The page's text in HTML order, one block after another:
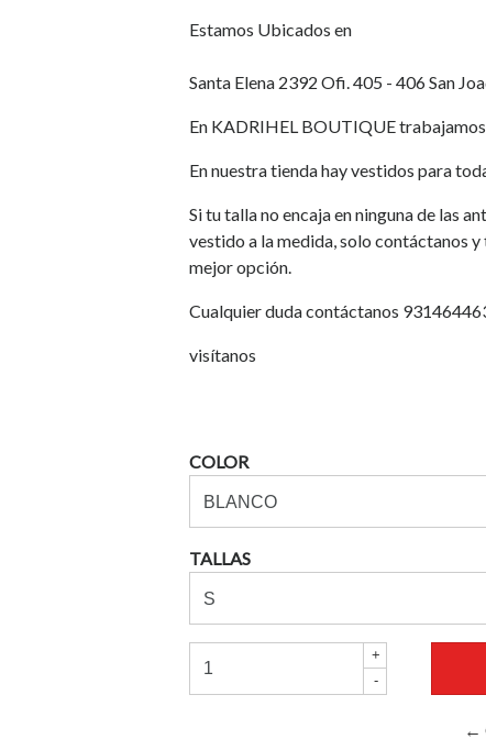
Estamos Ubicados en
Santa Elena 2392 Ofi. 405 - 406 San
En KADRIHEL BOUTIQUE
En nuestra tienda hay vestidos para
Si tu talla no encaja en ninguna de las
vestido a la medida, solo contáctanos
mejor opción.
Cualquier duda contáctanos
visítanos
COLOR
TALLAS
+
-
←